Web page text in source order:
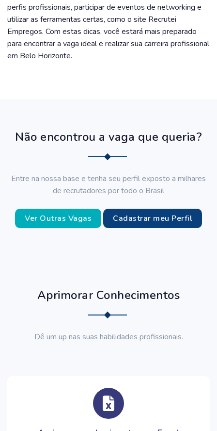
perfis profissionais, participar de eventos de networking e
utilizar as ferramentas certas, como o site Recrutei
Empregos. Com estas dicas, você estará mais preparado
para encontrar a vaga ideal e realizar sua carreira profissional
em Belo Horizonte.
Não encontrou a vaga que queria?
Entre na nossa base e tenha seu perfil exposto a milhares
de recrutadores por todo o Brasil
Ver Outras Vagas Cadastrar meu Perfil
Aprimorar Conhecimentos
Dê um up nas suas habilidades profissionais.